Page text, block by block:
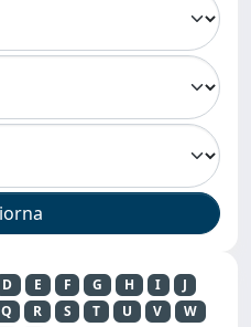
D E F G H I
J
Q R S T U V
W